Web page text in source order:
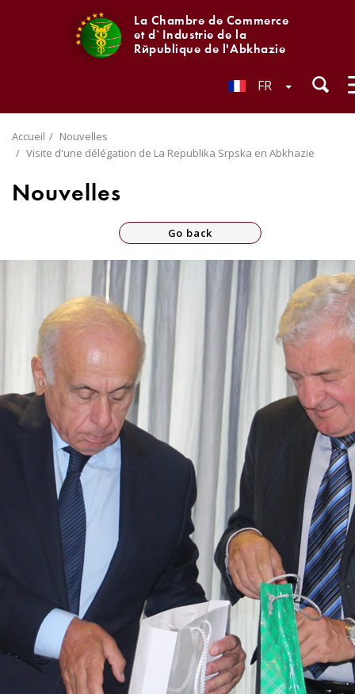
La Chambre de Commerce
et d`Industrie de la
République de l'Abkhazie
FR
Accueil
Nouvelles
Visite d'une délégation de La Republika Srpska en Abkhazie
Nouvelles
Go back